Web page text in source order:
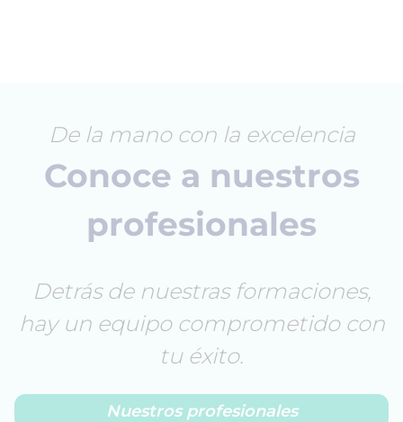
De la mano con la excelencia
Conoce a nuestros
profesionales
Detrás de nuestras formaciones,
hay un equipo comprometido con
tu éxito.
Nuestros profesionales